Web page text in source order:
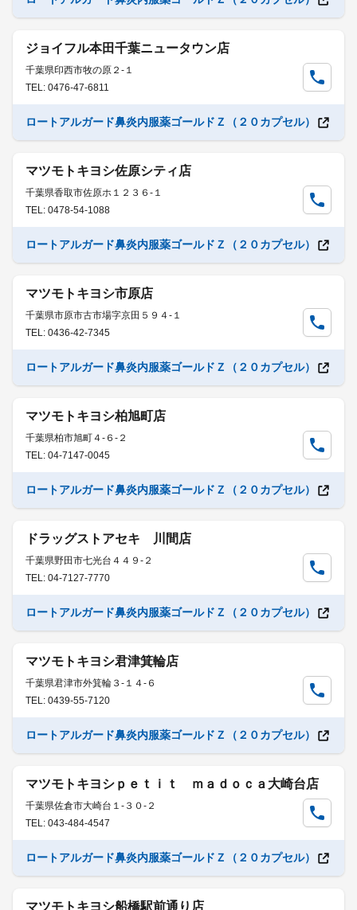
ジョイフル本田千葉ニュータウン店
千葉県印西市牧の原２-１
TEL: 0476-47-6811
ロートアルガード鼻炎内服薬ゴールドＺ（２０カプセル）
マツモトキヨシ佐原シティ店
千葉県香取市佐原ホ１２３６-１
TEL: 0478-54-1088
ロートアルガード鼻炎内服薬ゴールドＺ（２０カプセル）
マツモトキヨシ市原店
千葉県市原市古市場字京田５９４-１
TEL: 0436-42-7345
ロートアルガード鼻炎内服薬ゴールドＺ（２０カプセル）
マツモトキヨシ柏旭町店
千葉県柏市旭町４-６-２
TEL: 04-7147-0045
ロートアルガード鼻炎内服薬ゴールドＺ（２０カプセル）
ドラッグストアセキ 川間店
千葉県野田市七光台４４９-２
TEL: 04-7127-7770
ロートアルガード鼻炎内服薬ゴールドＺ（２０カプセル）
マツモトキヨシ君津箕輪店
千葉県君津市外箕輪３-１４-６
TEL: 0439-55-7120
ロートアルガード鼻炎内服薬ゴールドＺ（２０カプセル）
マツモトキヨシｐｅｔｉｔ ｍａｄｏｃａ大崎台店
千葉県佐倉市大崎台１-３０-２
TEL: 043-484-4547
ロートアルガード鼻炎内服薬ゴールドＺ（２０カプセル）
マツモトキヨシ船橋駅前通り店